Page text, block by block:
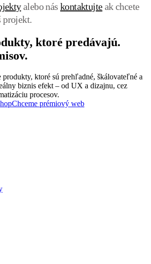
alebo náskontaktujteak chcete
projekt.
ktoré predávajú.
ktoré sú prehľadné, škálovateľné a
biznis efekt – od UX a dizajnu, cez
procesov.
Chceme prémiový web